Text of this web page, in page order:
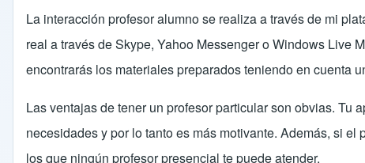
La interacción profesor alumno se realiza a través de mi
real a través de Skype, Yahoo Messenger o Windows Live
encontrarás los materiales preparados teniendo en cuenta
Las ventajas de tener un profesor particular son obvias. Tu
necesidades y por lo tanto es más motivante. Además, si
los que ningún profesor presencial te puede atender.